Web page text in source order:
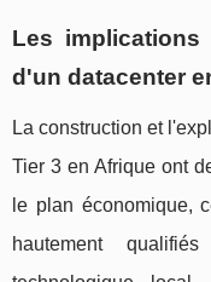
Les implications
d'un datacenter
La construction et
Tier 3 en Afrique ont
le plan économique,
hautement